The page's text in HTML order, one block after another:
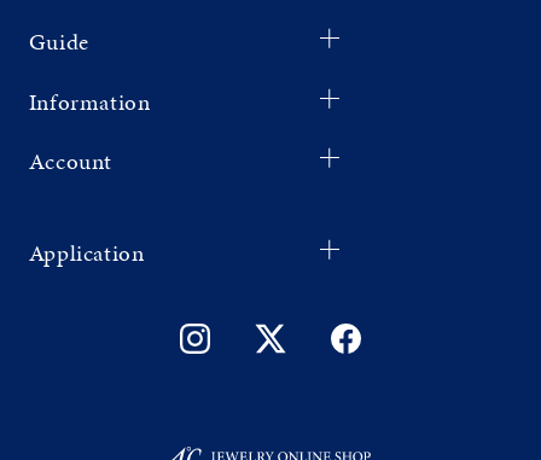
Guide
Information
Account
Application